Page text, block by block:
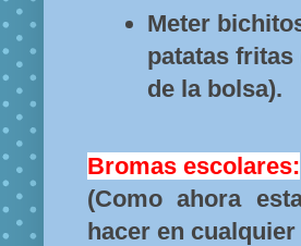
Meter
patatas fritas
de la bolsa).
Bromas escolares:
(Como ahora
hacer en